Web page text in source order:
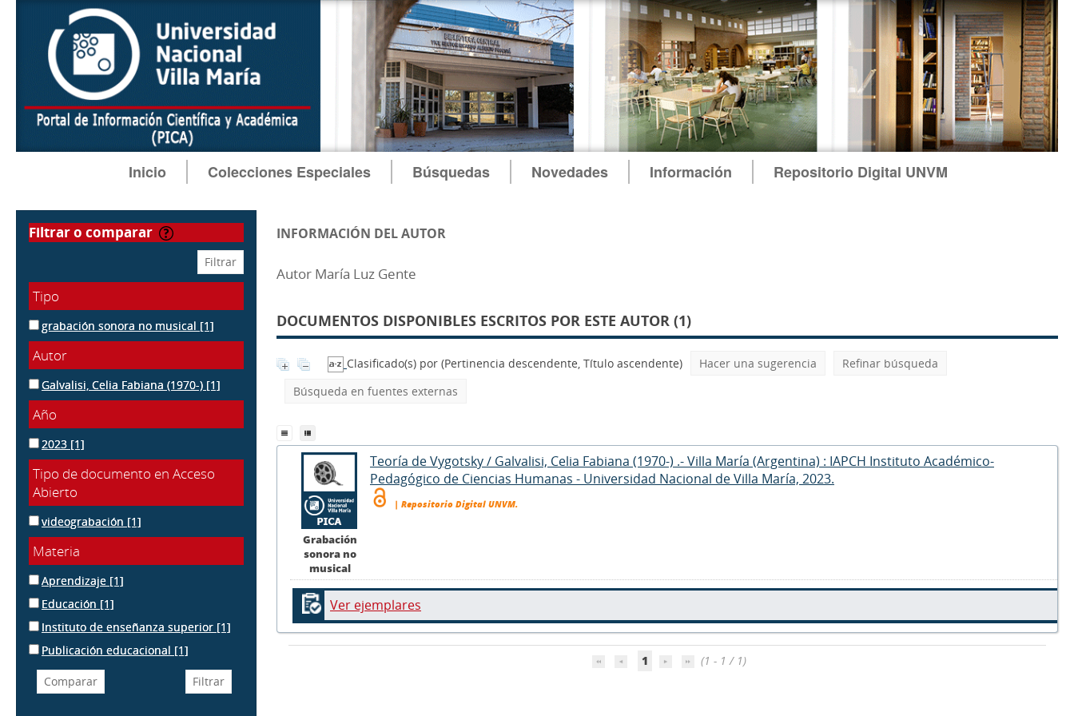
Inicio Colecciones Especiales Búsquedas Novedades Información Repositorio Digital UNVM
filtrar o comparar
Tipo
grabación sonora no musical [1]
Autor
Galvalisi, Celia Fabiana (1970-) [1]
Año
2023 [1]
Tipo de documento en Acceso
Abierto
videograbación [1]
Materia
Aprendizaje [1]
Educación [1]
Instituto de enseñanza superior [1]
Publicación educacional [1]
INFORMACIÓN DEL AUTOR
Autor María Luz Gente
DOCUMENTOS DISPONIBLES ESCRITOS POR ESTE AUTOR (1)
Clasificado(s) por (Pertinencia descendente, Título ascendente) Hacer una sugerencia
Refinar búsqueda
Búsqueda en fuentes externas
Grabación
sonora no
musical
Teoría de Vygotsky / Galvalisi, Celia Fabiana (1970-) .- Villa María (Argentina) : IAPCH Instituto Académico-
Pedagógico de Ciencias Humanas - Universidad Nacional de Villa María, 2023.
| Repositorio Digital UNVM.
Ver ejemplares
1 (1 - 1 / 1)